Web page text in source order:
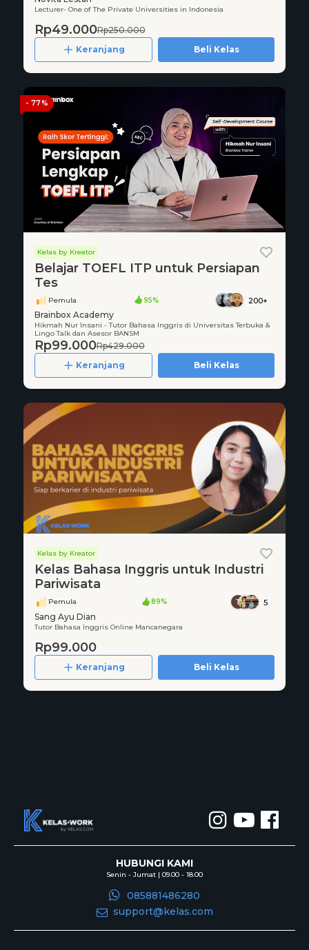
Lecturer- One of The Private Universities in Indonesia
Rp49.000Rp250.000
Keranjang
Beli Kelas
- 77%
Kelas by Kreator
Belajar TOEFL ITP untuk Persiapan
Tes
Pemula 95% 200+
Brainbox Academy
Hikmah Nur Insani - Tutor Bahasa Inggris di Universitas Terbuka &
Lingo Talk dan Asesor BANSM
Rp99.000Rp429.000
Keranjang
Beli Kelas
Kelas by Kreator
Kelas Bahasa Inggris untuk Industri
Pariwisata
Pemula 89% 5
Sang Ayu Dian
Tutor Bahasa Inggris Online Mancanegara
Rp99.000
Keranjang Beli Kelas
HUBUNGI KAMI
Senin - Jumat | 09.00 - 18.00
085881486280
support@kelas.com